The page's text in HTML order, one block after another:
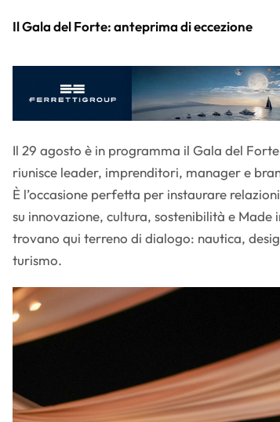
Il Gala del Forte: anteprima di eccezione
Il 29 agosto è in programma il Gala del
riunisce leader, imprenditori, manager e
È l’occasione perfetta per instaurare
su innovazione, cultura, sostenibilità e Made
trovano qui terreno di dialogo: nautica,
turismo.